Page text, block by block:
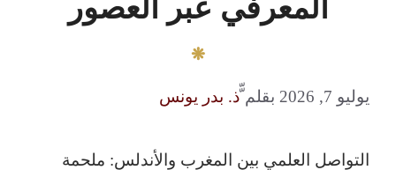
المعرفي عبر العصور
يوليو 7, 2026 بقلمّّذ. بدر يونس
التواصل العلمي بين المغرب والأندلس: ملحمة